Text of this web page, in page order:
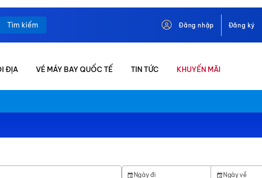
Tìm kiếm Đăng nhập Đăng ký
ĐỊA VÉ MÁY BAY QUỐC TẾ TIN TỨC KHUYẾN MÃI
Ngày đi Ngày về